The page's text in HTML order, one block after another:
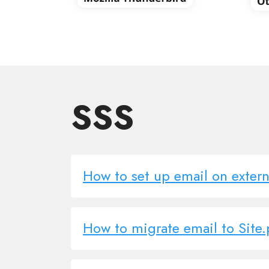
SSS
How to set up email on
How to migrate email to